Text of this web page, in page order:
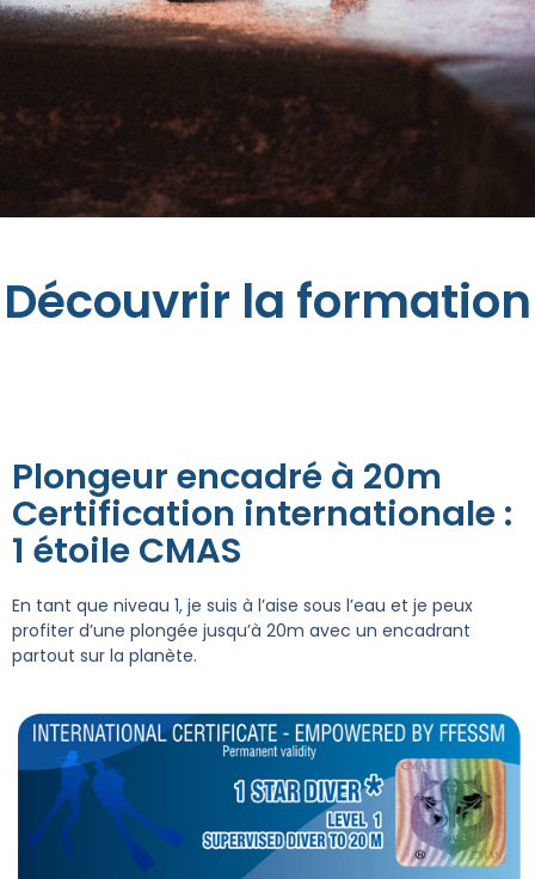
Découvrir la formation
Plongeur encadré à 20m
Certification internationale :
1 étoile CMAS
En tant que niveau 1, je suis à l’aise sous l’eau et je peux
profiter d’une plongée jusqu’à 20m avec un encadrant
partout sur la planète.